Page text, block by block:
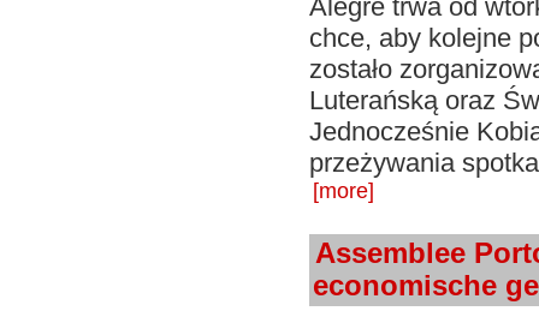
Alegre trwa od
chce, aby kolejne
zostało
Luterańską oraz
Jednocześnie
przeżywania
[more]
Assemblee
economische